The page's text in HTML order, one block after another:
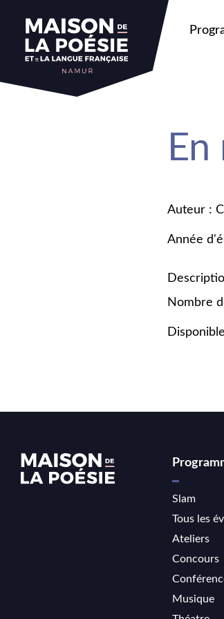
Auteur :
Année
Nombre
Slam
Tous les
Ateliers
Concours
Musique